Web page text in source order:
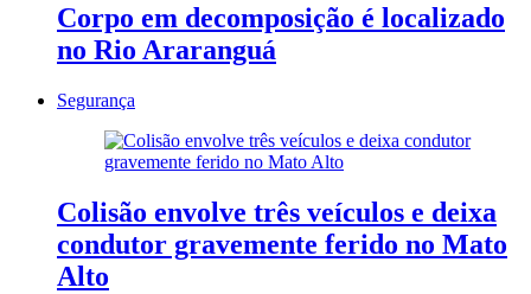
Corpo em decomposição é localizado
no Rio Araranguá
Segurança
Colisão envolve três veículos e deixa
condutor gravemente ferido no Mato
Alto